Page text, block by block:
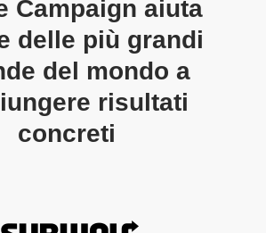
Campaign aiuta
delle più grandi
del mondo a
risultati
concreti